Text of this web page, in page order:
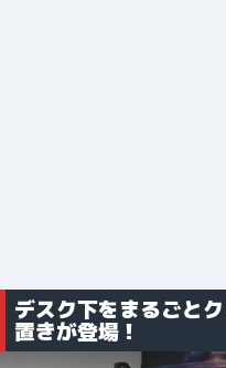
デスク下をまるごと
置きが登場！